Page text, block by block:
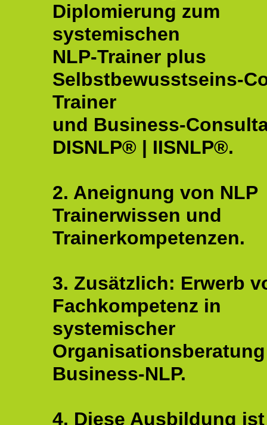
Diplomierung zum
systemischen
NLP-Trainer plus
Selbstbewusstseins-
Trainer
und Business-
DISNLP® | IISNLP®.
2. Aneignung von NLP
Trainerwissen und
Trainerkompetenzen.
3. Zusätzlich: Erwerb
Fachkompetenz in
systemischer
Business-NLP.
4. Diese Ausbildung